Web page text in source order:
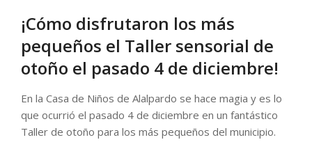
¡Cómo disfrutaron los más
pequeños el Taller sensorial de
otoño el pasado 4 de diciembre!
En la Casa de Niños de Alalpardo se hace magia y es lo
que ocurrió el pasado 4 de diciembre en un fantástico
Taller de otoño para los más pequeños del municipio.